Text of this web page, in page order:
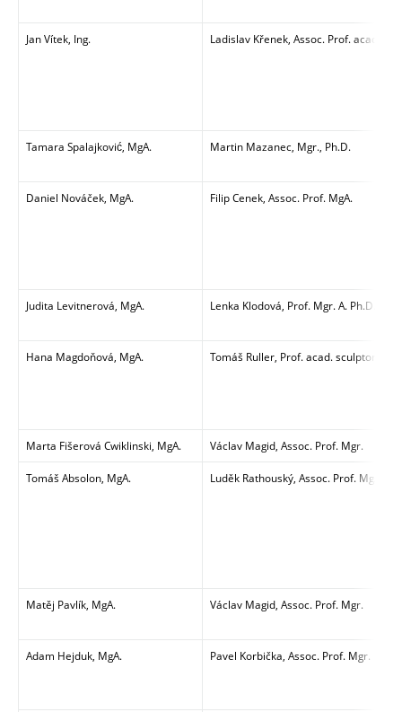
Jan Vítek, Ing. Ladislav Křenek, Assoc. Prof. acad.
Tamara Spalajković, MgA. Martin Mazanec, Mgr., Ph.D.
Daniel Nováček, MgA. Filip Cenek, Assoc. Prof. MgA.
Judita Levitnerová, MgA. Lenka Klodová, Prof. Mgr. A. Ph.D.
Hana Magdoňová, MgA. Tomáš Ruller, Prof. acad. sculptor
Marta Fišerová Cwiklinski, MgA. Václav Magid, Assoc. Prof. Mgr.
Tomáš Absolon, MgA. Luděk Rathouský, Assoc. Prof. MgA.
Matěj Pavlík, MgA. Václav Magid, Assoc. Prof. Mgr.
Adam Hejduk, MgA. Pavel Korbička, Assoc. Prof. Mgr.